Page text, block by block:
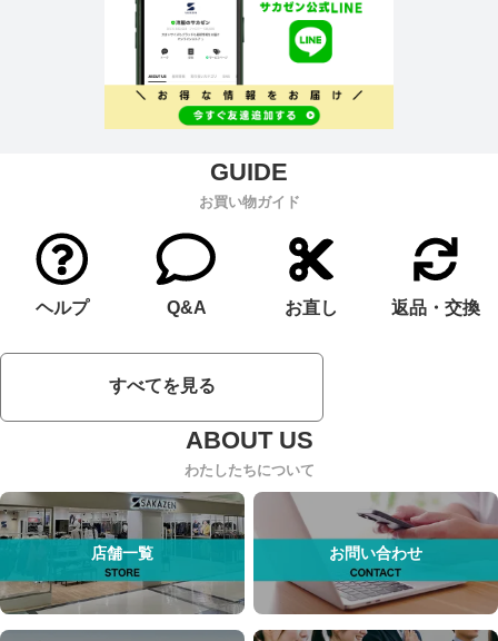
お買い物ガイド
ヘルプ Q&A お直し 返品・交換
すべてを見る
わたしたちについて
店舗一覧 お問い合わせ